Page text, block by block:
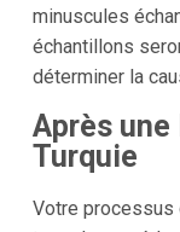
minuscules
échantillons
déterminer la
Après
Turquie
Votre processus